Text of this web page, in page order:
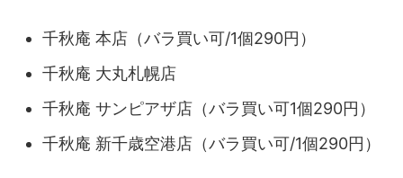
千秋庵 本店（バラ買い可/1個290円）
千秋庵 大丸札幌店
千秋庵 サンピアザ店（バラ買い可1個290円）
千秋庵 新千歳空港店（バラ買い可/1個290円）